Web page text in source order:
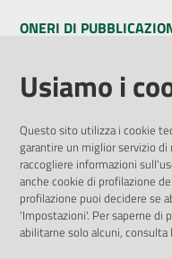
ONERI DI
Amministrazione
Pubblicità legale
Privacy Policy
Attuazione Misure PNRR
Liste di Attesa
ENTI, IMPRESE E
Usiamo i
Questo sito utilizza i cookie
garantire un miglior servizio
raccogliere informazioni
anche cookie di profilazione
profilazione puoi decidere se
'Impostazioni'. Per saperne di
abilitarne solo alcuni, consulta